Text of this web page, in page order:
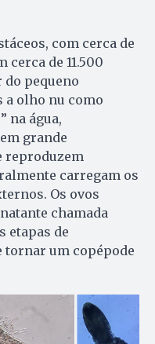
com cerca de
cerca de 11.500
do pequeno
a olho nu como
na água,
grande
reproduzem
carregam os
Os ovos
chamada
etapas de
tornar um copépode